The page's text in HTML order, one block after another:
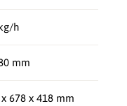
h
mm
678 x 418 mm